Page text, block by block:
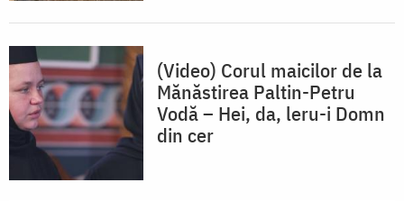
(Video) Corul maicilor de la
Mănăstirea Paltin-Petru
Vodă – Hei, da, leru-i Domn
din cer